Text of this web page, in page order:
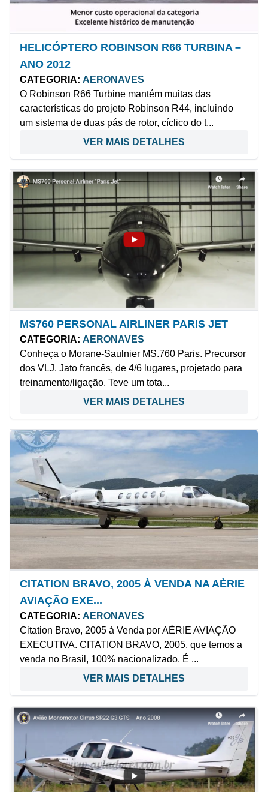
HELICÓPTERO ROBINSON R66 TURBINA –
ANO 2012
CATEGORIA: AERONAVES
O Robinson R66 Turbine mantém muitas das
características do projeto Robinson R44, incluindo
um sistema de duas pás de rotor, cíclico do t...
VER MAIS DETALHES
MS760 PERSONAL AIRLINER PARIS JET
CATEGORIA: AERONAVES
Conheça o Morane-Saulnier MS.760 Paris. Precursor
dos VLJ. Jato francês, de 4/6 lugares, projetado para
treinamento/ligação. Teve um tota...
VER MAIS DETALHES
CITATION BRAVO, 2005 À VENDA NA AÈRIE
AVIAÇÃO EXE...
CATEGORIA: AERONAVES
Citation Bravo, 2005 à Venda por AÈRIE AVIAÇÃO
EXECUTIVA. CITATION BRAVO, 2005, que temos a
venda no Brasil, 100% nacionalizado. É ...
VER MAIS DETALHES